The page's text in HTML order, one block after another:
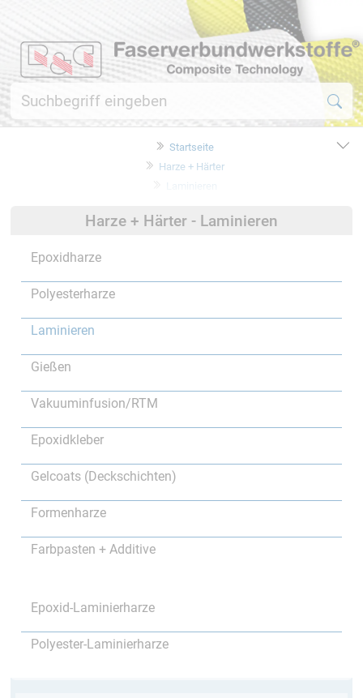
Startseite
Harze + Härter
Harze + Härter - Laminieren
Epoxidharze
Polyesterharze
Laminieren
Gießen
Vakuuminfusion/RTM
Epoxidkleber
Gelcoats (Deckschichten)
Formenharze
Farbpasten + Additive
Epoxid-Laminierharze
Polyester-Laminierharze